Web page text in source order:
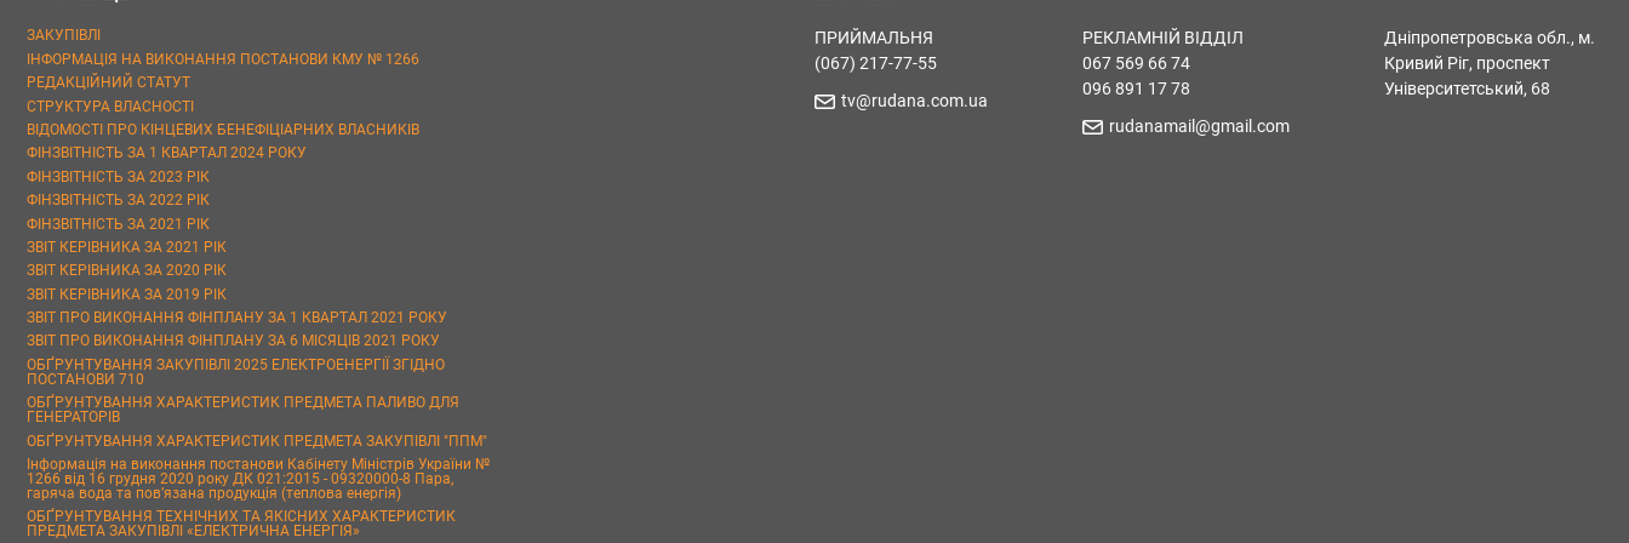
ЗАКУПІВЛІ
ІНФОРМАЦІЯ НА ВИКОНАННЯ ПОСТАНОВИ КМУ № 1266
РЕДАКЦІЙНИЙ СТАТУТ
СТРУКТУРА ВЛАСНОСТІ
ВІДОМОСТІ ПРО КІНЦЕВИХ БЕНЕФІЦІАРНИХ ВЛАСНИКІВ
ФІНЗВІТНІСТЬ ЗА 1 КВАРТАЛ 2024 РОКУ
ФІНЗВІТНІСТЬ ЗА 2023 РІК
ФІНЗВІТНІСТЬ ЗА 2022 РІК
ФІНЗВІТНІСТЬ ЗА 2021 РІК
ЗВІТ КЕРІВНИКА ЗА 2021 РІК
ЗВІТ КЕРІВНИКА ЗА 2020 РІК
ЗВІТ КЕРІВНИКА ЗА 2019 РІК
ЗВІТ ПРО ВИКОНАННЯ ФІНПЛАНУ ЗА 1 КВАРТАЛ 2021 РОКУ
ЗВІТ ПРО ВИКОНАННЯ ФІНПЛАНУ ЗА 6 МІСЯЦІВ 2021 РОКУ
ОБҐРУНТУВАННЯ ЗАКУПІВЛІ 2025 ЕЛЕКТРОЕНЕРГІЇ ЗГІДНО
ПОСТАНОВИ 710
ОБҐРУНТУВАННЯ ХАРАКТЕРИСТИК ПРЕДМЕТА ПАЛИВО ДЛЯ
ГЕНЕРАТОРІВ
ОБҐРУНТУВАННЯ ХАРАКТЕРИСТИК ПРЕДМЕТА ЗАКУПІВЛІ "ППМ"
Інформація на виконання постанови Кабінету Міністрів України №
1266 від 16 грудня 2020 року ДК 021:2015 - 09320000-8 Пара,
гаряча вода та пов’язана продукція (теплова енергія)
ОБҐРУНТУВАННЯ ТЕХНІЧНИХ ТА ЯКІСНИХ ХАРАКТЕРИСТИК
ПРЕДМЕТА ЗАКУПІВЛІ «ЕЛЕКТРИЧНА ЕНЕРГІЯ»
ПРИЙМАЛЬНЯ
(067) 217-77-55
tv@rudana.com.ua
РЕКЛАМНІЙ ВІДДІЛ
067 569 66 74
096 891 17 78
rudanamail@gmail.com
Дніпропетровська обл., м.
Кривий Ріг, проспект
Університетський, 68